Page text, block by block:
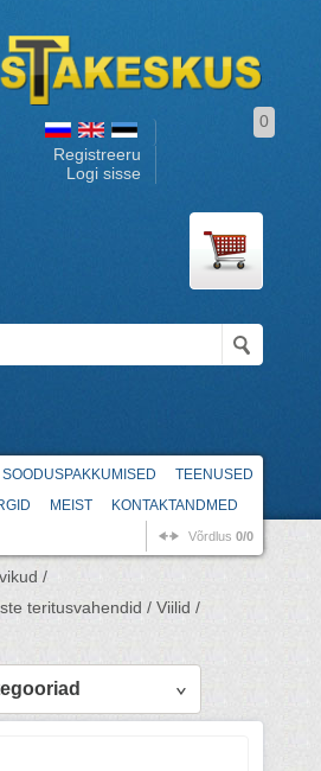
Registreeru
Logi sisse
0
SOODUSPAKKUMISED
TEENUSED
MEIST KONTAKTANDMED
Võrdlus 0/0
/
teritusvahendid / Viilid /